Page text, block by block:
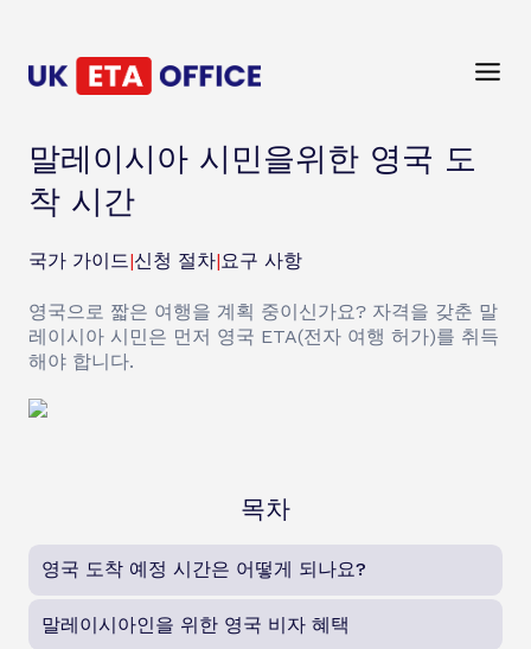
말레이시아 시민을위한 영국 도
착 시간
국가 가이드|신청 절차|요구 사항
영국으로 짧은 여행을 계획 중이신가요? 자격을 갖춘 말
레이시아 시민은 먼저 영국 ETA(전자 여행 허가)를 취득
해야 합니다.
목차
영국 도착 예정 시간은 어떻게 되나요?
말레이시아인을 위한 영국 비자 혜택